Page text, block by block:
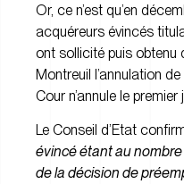
Or, ce n’est qu’en
acquéreurs évincés
ont sollicité puis obtenu
Montreuil l’annulation
Cour n’annule le premier
Le Conseil d’Etat
évincé étant au
de la décision de